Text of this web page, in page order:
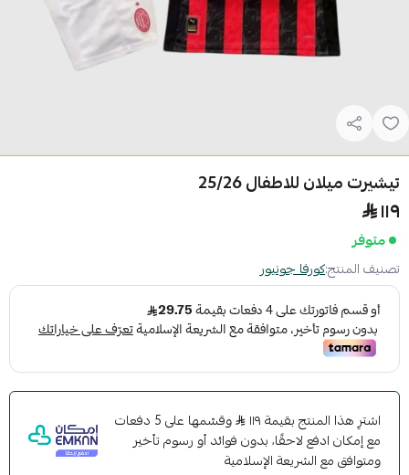
تيشيرت ميلان للاطفال 25/26
١١٩
متوفر
تصنيف المنتج:كورفا جونيور
اشترِ هذا المنتج بقيمة ١١٩
وقسّمها على 5 دفعات
مع إمكان ادفع لاحقًا، بدون فوائد أو رسوم تأخير
ومتوافق مع الشريعة الإسلامية